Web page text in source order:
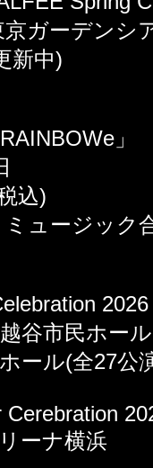
京ガーデンシ
新中)
」
込)
ュージック
谷市民ホー
ール(全27公
ーナ横浜